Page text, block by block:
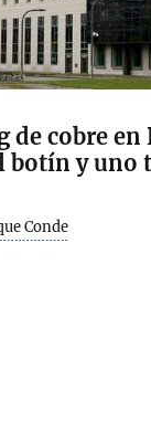
de cobre
botín y uno
Conde